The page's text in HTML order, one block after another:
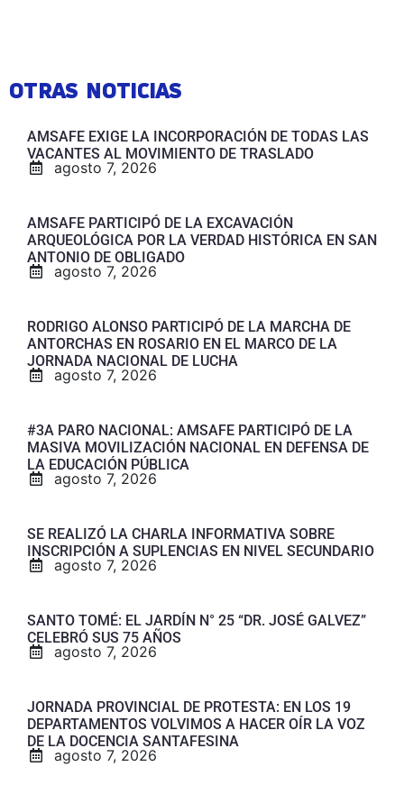
OTRAS NOTICIAS
AMSAFE EXIGE LA INCORPORACIÓN DE TODAS LAS
VACANTES AL MOVIMIENTO DE TRASLADO
agosto 7, 2026
AMSAFE PARTICIPÓ DE LA EXCAVACIÓN
ARQUEOLÓGICA POR LA VERDAD HISTÓRICA EN SAN
ANTONIO DE OBLIGADO
agosto 7, 2026
RODRIGO ALONSO PARTICIPÓ DE LA MARCHA DE
ANTORCHAS EN ROSARIO EN EL MARCO DE LA
JORNADA NACIONAL DE LUCHA
agosto 7, 2026
#3A PARO NACIONAL: AMSAFE PARTICIPÓ DE LA
MASIVA MOVILIZACIÓN NACIONAL EN DEFENSA DE
LA EDUCACIÓN PÚBLICA
agosto 7, 2026
SE REALIZÓ LA CHARLA INFORMATIVA SOBRE
INSCRIPCIÓN A SUPLENCIAS EN NIVEL SECUNDARIO
agosto 7, 2026
SANTO TOMÉ: EL JARDÍN N° 25 “DR. JOSÉ GALVEZ”
CELEBRÓ SUS 75 AÑOS
agosto 7, 2026
JORNADA PROVINCIAL DE PROTESTA: EN LOS 19
DEPARTAMENTOS VOLVIMOS A HACER OÍR LA VOZ
DE LA DOCENCIA SANTAFESINA
agosto 7, 2026